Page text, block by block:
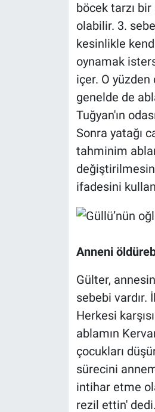
böcek tarzı
olabilir. 3.
kesinlikle
oynamak
içer. O
genelde de
Tuğyan'ın
Sonra yatağı
tahminim
ifadesini
Anneni
Gülter,
sebebi vardır.
Herkesi
ablamın
çocukları
sürecini
intihar etme
rezil ettin'